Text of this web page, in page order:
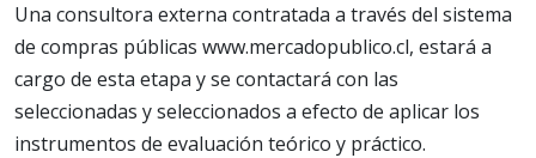
Una consultora externa contratada a través del sistema
de compras públicas www.mercadopublico.cl, estará a
cargo de esta etapa y se contactará con las
seleccionadas y seleccionados a efecto de aplicar los
instrumentos de evaluación teórico y práctico.